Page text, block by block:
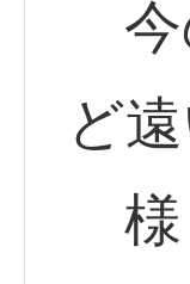
今
ど遠
様